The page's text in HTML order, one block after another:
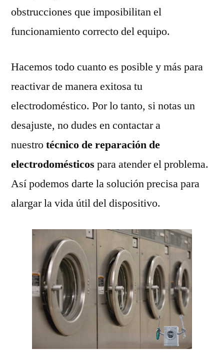
obstrucciones que imposibilitan el
funcionamiento correcto del equipo.
Hacemos todo cuanto es posible y más para
reactivar de manera exitosa tu
electrodoméstico. Por lo tanto, si notas un
desajuste, no dudes en contactar a
nuestrotécnico de reparación de
electrodomésticos para atender el problema.
Así podemos darte la solución precisa para
alargar la vida útil del dispositivo.